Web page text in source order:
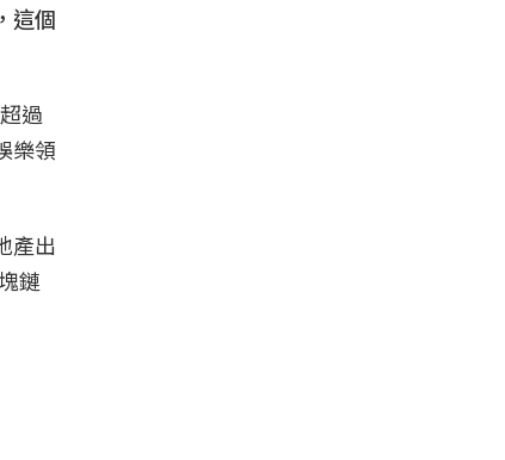
這個
過
樂領
產出
鏈